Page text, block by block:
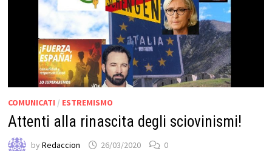
COMUNICATI / ESTREMISMO
Attenti alla rinascita degli sciovinismi!
by Redaccion 26/03/2020 0